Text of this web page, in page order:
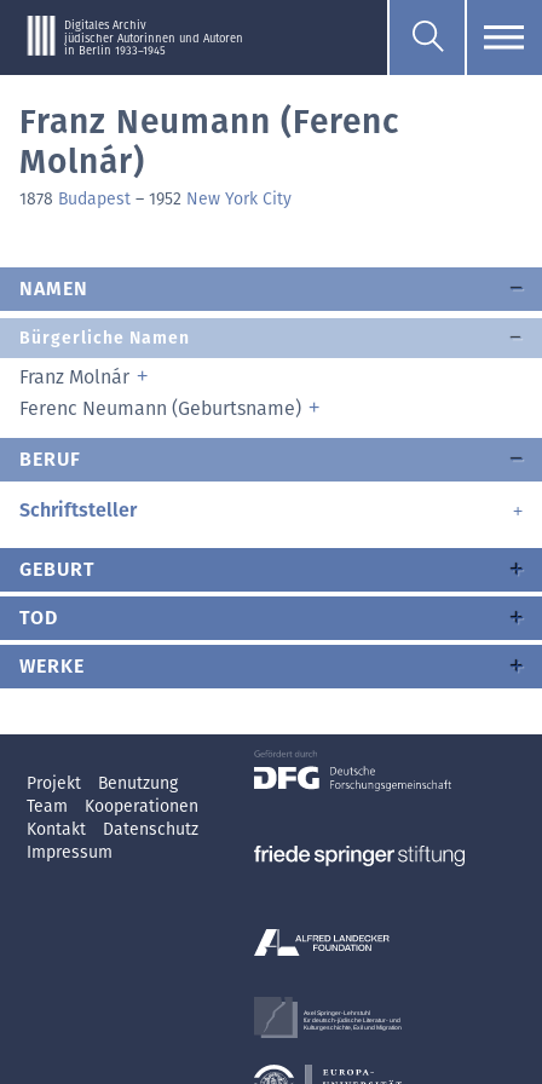
Digitales Archiv
jüdischer Autorinnen und Autoren
in Berlin 1933–1945
Franz Neumann (Ferenc
Molnár)
1878 Budapest – 1952 New York City
NAMEN
Bürgerliche Namen
Franz Molnár
Ferenc Neumann (Geburtsname)
BERUF
Schriftsteller
GEBURT
TOD
WERKE
Projekt
Benutzung
Team
Kooperationen
Kontakt
Datenschutz
Impressum
Axel Springer-Lehrstuhl
für deutsch-jüdische Literatur- und
Kulturgeschichte, Exil und Migration